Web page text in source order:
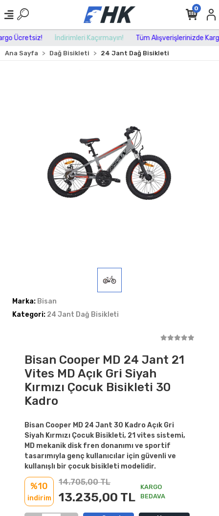
Ücretsiz! İndirimleri Kaçırmayın! Tüm Alışverişlerinizde
0
Ana Sayfa Dağ Bisikleti 24 Jant Dağ Bisikleti
Marka: Bisan
Kategori: 24 Jant Dağ Bisikleti
Bisan Cooper MD 24 Jant 21
Vites MD Açık Gri Siyah
Kırmızı Çocuk Bisikleti 30
Kadro
Bisan Cooper MD 24 Jant 30 Kadro Açık Gri
Siyah Kırmızı Çocuk Bisikleti, 21 vites sistemi,
MD mekanik disk fren donanımı ve sportif
tasarımıyla genç kullanıcılar için güvenli ve
kullanışlı bir çocuk bisikleti modelidir.
%10
indirim
14.705,00 TL
13.235,00 TL
KARGO
BEDAVA